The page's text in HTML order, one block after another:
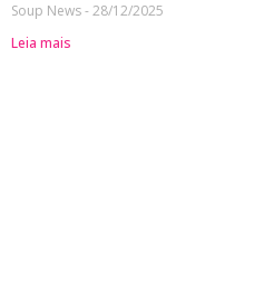
Soup News 28/12/2025
Leia mais